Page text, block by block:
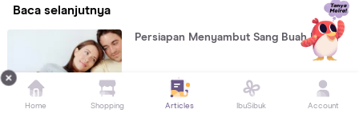
Baca selanjutnya
Persiapan Menyambut Sang Buah Hati
TRIMESTER 3
Home Shopping Articles IbuSibuk Account